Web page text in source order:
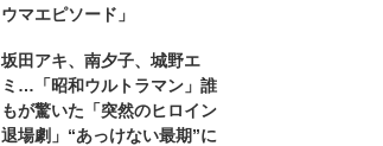
ウマエピソード」
坂田アキ、南夕子、城野エ
ミ…「昭和ウルトラマン」誰
もが驚いた「突然のヒロイン
退場劇」“あっけない最期”に